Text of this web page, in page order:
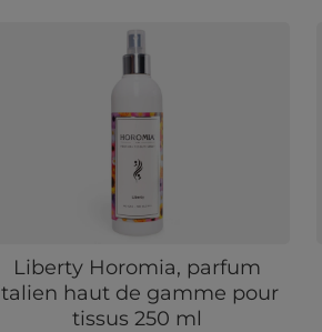
Liberty Horomia, parfum
haut de gamme pour
tissus 250 ml